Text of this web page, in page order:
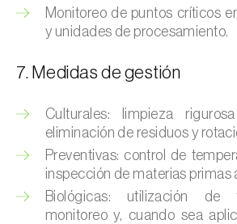
Chinche roja (Pyrrhocoris
titanus e Empoasca spp.)
Cigarra espumosa ( Philaenus
Cochinilla de Comstock (
comstocki)
Monitoreo de puntos críticos
y unidades de procesamiento.
7. Medidas de gestión
Culturales: limpieza
eliminación de residuos y
Preventivas: control de
inspección de materias primas
Biológicas: utilización de
monitoreo y, cuando sea